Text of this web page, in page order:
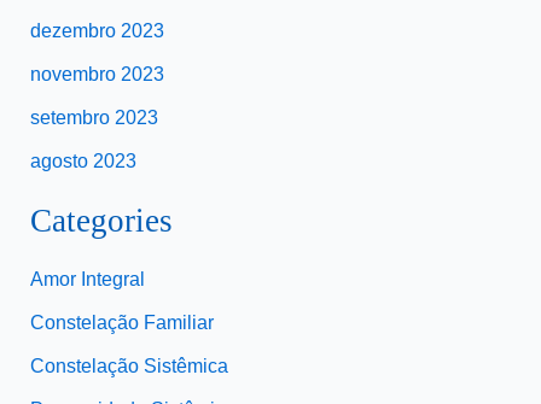
dezembro 2023
novembro 2023
setembro 2023
agosto 2023
Categories
Amor Integral
Constelação Familiar
Constelação Sistêmica